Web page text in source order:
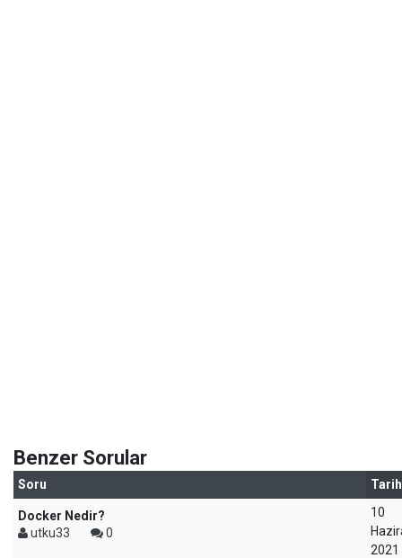
Benzer Sorular
Soru Tarih
Docker Nedir?
utku33
0
10
2021